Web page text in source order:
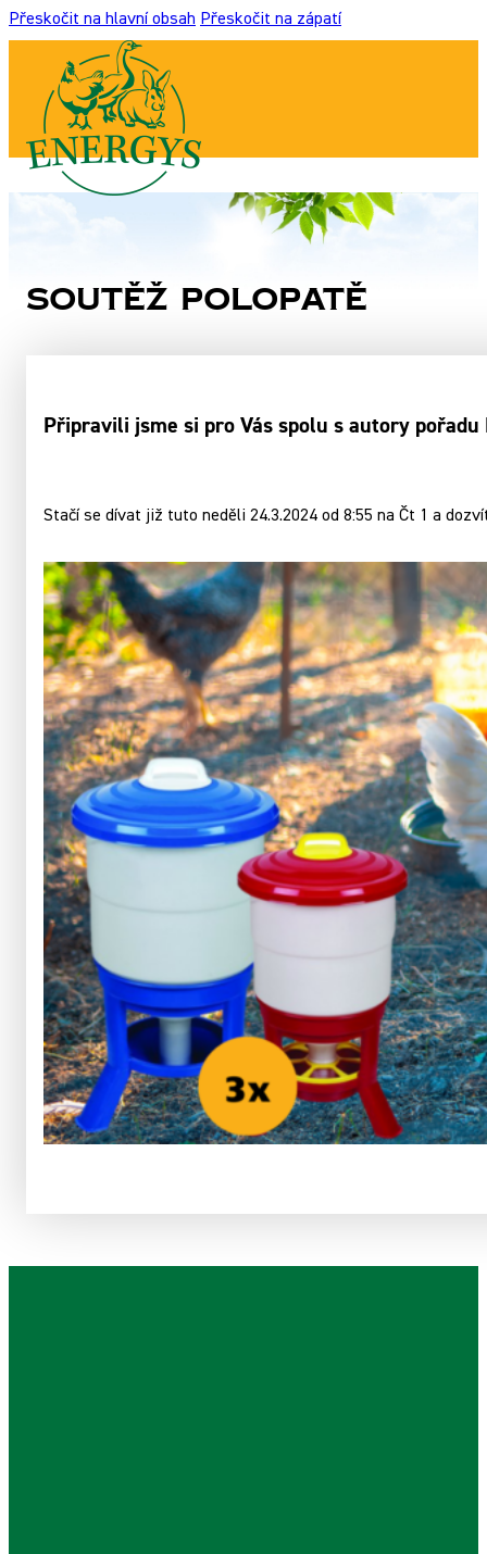
Přeskočit na hlavní obsah Přeskočit na zápatí
Soutěž Polopatě
Připravili jsme si pro Vás spolu s autory
Stačí se dívat již tuto neděli 24.3.2024 od 8:55 na Čt 1 a